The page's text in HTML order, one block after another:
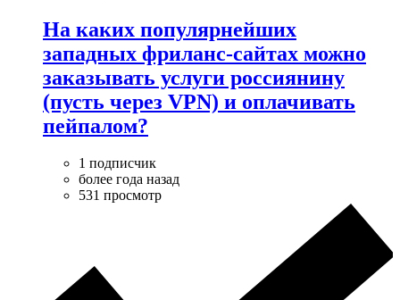
На каких популярнейших
западных фриланс-сайтах можно
заказывать услуги россиянину
(пусть через VPN) и оплачивать
пейпалом?
1 подписчик
более года назад
531 просмотр